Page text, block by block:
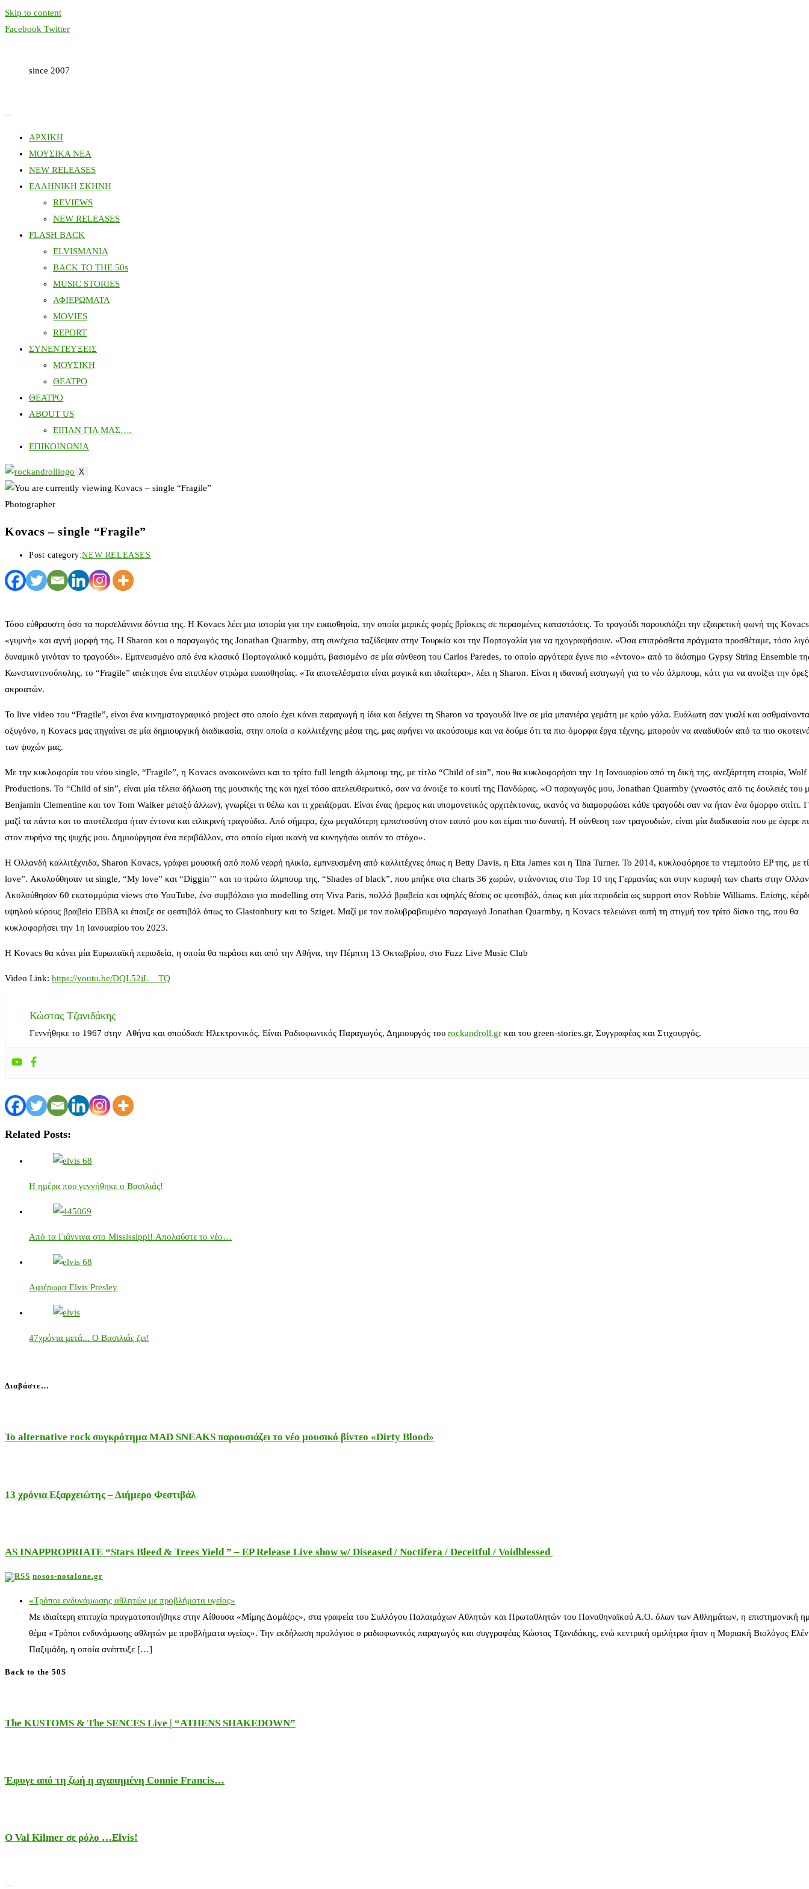
Skip to content
Facebook Twitter
since 2007
ΑΡΧΙΚΗ
ΜΟΥΣΙΚΑ ΝΕΑ
NEW RELEASES
ΕΛΛΗΝΙΚΗ ΣΚΗΝΗ
REVIEWS
NEW RELEASES
FLASH BACK
ELVISMANIA
BACK TO THE 50s
MUSIC STORIES
ΑΦΙΕΡΩΜΑΤΑ
MOVIES
REPORT
ΣΥΝΕΝΤΕΥΞΕΙΣ
ΜΟΥΣΙΚΗ
ΘΕΑΤΡΟ
ΘΕΑΤΡΟ
ABOUT US
ΕΙΠΑΝ ΓΙΑ ΜΑΣ….
ΕΠΙΚΟΙΝΩΝΙΑ
X
Photographer
Kovacs – single “Fragile”
Post category:NEW RELEASES
Τόσο εύθραυστη όσο τα πορσελάνινα δόντια της. Η Kovacs λέει μια ιστορία για την ευαισθησία, την οποία μερικές φορές βρίσκεις σε περασμένες καταστάσεις. Το τραγούδι παρουσιάζει την εξαιρετική φωνή της
«γυμνή» και αγνή μορφή της. Η Sharon και ο παραγωγός της Jonathan Quarmby, στη συνέχεια ταξίδεψαν στην Τουρκία και την Πορτογαλία για να ηχογραφήσουν. «Όσα επιπρόσθετα πράγματα προσθέταμε, τόσο
δυναμικό γινόταν το τραγούδι». Εμπνευσμένο από ένα κλασικό Πορτογαλικό κομμάτι, βασισμένο σε μία σύνθεση του Carlos Paredes, το οποίο αργότερα έγινε πιο «έντονο» από το διάσημο Gypsy String Ensemble
Κωνσταντινούπολης, το “Fragile” απέκτησε ένα επιπλέον στρώμα ευαισθησίας. «Τα αποτελέσματα είναι μαγικά και ιδιαίτερα», λέει η Sharon. Είναι η ιδανική εισαγωγή για το νέο άλμπουμ, κάτι για να ανοίξει την
ακροατών.
Το live video του “Fragile”, είναι ένα κινηματογραφικό project στο οποίο έχει κάνει παραγωγή η ίδια και δείχνει τη Sharon να τραγουδά live σε μία μπανιέρα γεμάτη με κρύο γάλα. Ευάλωτη σαν γυαλί και
οξυγόνο, η Kovacs μας πηγαίνει σε μία δημιουργική διαδικασία, στην οποία ο καλλιτέχνης μέσα της, μας αφήνει να ακούσουμε και να δούμε ότι τα πιο όμορφα έργα τέχνης, μπορούν να αναδυθούν από τα πιο
των ψυχών μας.
Με την κυκλοφορία του νέου single, “Fragile”, η Kovacs ανακοινώνει και το τρίτο full length άλμπουμ της, με τίτλο “Child of sin”, που θα κυκλοφορήσει την 1η Ιανουαρίου από τη δική της, ανεξάρτητη εταιρία, Wolf
Productions. Το “Child of sin”, είναι μία τέλεια δήλωση της μουσικής της και ηχεί τόσο απελευθερωτικό, σαν να άνοιξε το κουτί της Πανδώρας. «Ο παραγωγός μου, Jonathan Quarmby (γνωστός από τις δουλειές του
Benjamin Clementine και τον Tom Walker μεταξύ άλλων), γνωρίζει τι θέλω και τι χρειάζομαι. Είναι ένας ήρεμος και υπομονετικός αρχιτέκτονας, ικανός να διαμορφώσει κάθε τραγούδι σαν να ήταν ένα όμορφο σπίτι.
μαζί τα πάντα και το αποτέλεσμα ήταν έντονα και ειλικρινή τραγούδια. Από σήμερα, έχω μεγαλύτερη εμπιστοσύνη στον εαυτό μου και είμαι πιο δυνατή. Η σύνθεση των τραγουδιών, είναι μία διαδικασία που με έφερε
στον πυρήνα της ψυχής μου. Δημιούργησα ένα περιβάλλον, στο οποίο είμαι ικανή να κυνηγήσω αυτόν το στόχο».
Η Ολλανδή καλλιτέχνιδα, Sharon Kovacs, γράφει μουσική από πολύ νεαρή ηλικία, εμπνευσμένη από καλλιτέχνες όπως η Betty Davis, η Etta James και η Tina Turner. Το 2014, κυκλοφόρησε το ντεμπούτο EP της, με
love”. Ακολούθησαν τα single, “My love” και “Diggin’” και το πρώτο άλμπουμ της, “Shades of black”, που μπήκε στα charts 36 χωρών, φτάνοντας στο Top 10 της Γερμανίας και στην κορυφή των charts στην
Ακολούθησαν 60 εκατομμύρια views στο YouTube, ένα συμβόλαιο για modelling στη Viva Paris, πολλά βραβεία και υψηλές θέσεις σε φεστιβάλ, όπως και μία περιοδεία ως support στον Robbie Williams. Επίσης,
υψηλού κύρους βραβείο EBBA κι έπαιξε σε φεστιβάλ όπως το Glastonbury και το Sziget. Μαζί με τον πολυβραβευμένο παραγωγό Jonathan Quarmby, η Kovacs τελειώνει αυτή τη στιγμή τον τρίτο δίσκο της, που θα
κυκλοφορήσει την 1η Ιανουαρίου του 2023.
Η Kovacs θα κάνει μία Ευρωπαϊκή περιοδεία, η οποία θα περάσει και από την Αθήνα, την Πέμπτη 13 Οκτωβρίου, στο Fuzz Live Music Club
Video Link: https://youtu.be/DQL52jL__TQ
Κώστας Τζανιδάκης
Γεννήθηκε το 1967 στην Αθήνα και σπούδασε Ηλεκτρονικός. Είναι Ραδιοφωνικός Παραγωγός, Δημιουργός του rockandroll.gr και του green-stories.gr, Συγγραφέας και Στιχουργός.
Related Posts:
Η ημέρα που γεννήθηκε ο Βασιλιάς!
Από τα Γιάννινα στο Mississippi! Απολαύστε το νέο…
Αφιέρωμα Elvis Presley
47χρόνια μετά... Ο Βασιλιάς ζει!
Διαβάστε…
Το alternative rock συγκρότημα MAD SNEAKS παρουσιάζει το νέο μουσικό βίντεο «Dirty Blood»
13 χρόνια Εξαρχειώτης – Διήμερο Φεστιβάλ
AS INAPPROPRIATE “Stars Bleed & Trees Yield ” – EP Release Live show w/ Diseased / Noctifera / Deceitful / Voidblessed
nosos-notalone.gr
«Τρόποι ενδυνάμωσης αθλητών με προβλήματα υγείας»
Με ιδιαίτερη επιτυχία πραγματοποιήθηκε στην Αίθουσα «Μίμης Δομάζος», στα γραφεία του Συλλόγου Παλαιμάχων Αθλητών και Πρωταθλητών του Παναθηναϊκού Α.Ο. όλων των Αθλημάτων, η επιστημονική
θέμα «Τρόποι ενδυνάμωσης αθλητών με προβλήματα υγείας». Την εκδήλωση προλόγισε ο ραδιοφωνικός παραγωγός και συγγραφέας Κώστας Τζανιδάκης, ενώ κεντρική ομιλήτρια ήταν η Μοριακή Βιολόγος
Παξιμάδη, η οποία ανέπτυξε […]
Back to the 50S
The KUSTOMS & The SENCES Live | “ATHENS SHAKEDOWN”
Έφυγε από τη ζωή η αγαπημένη Connie Francis…
Ο Val Kilmer σε ρόλο …Elvis!